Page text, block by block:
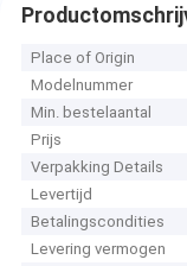
Place of Origin
Modelnummer
Min. bestelaantal
Prijs
Verpakking Details
Levertijd
Betalingscondities
Levering vermogen